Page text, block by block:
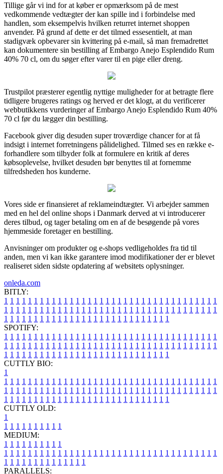
Tillige går vi ind for at køber er opmærksom på de mest
vedkommende vedtægter der kan spille ind i forbindelse med
handlen, som eksempelvis hvilken returret internet shoppen
anvender. På grund af dette er det tilmed essesentielt, at man
stadigvæk opbevarer sin kvittering på e-mail, så man fremadrettet
kan dokumentere sin bestilling af Embargo Anejo Esplendido Rum
40% 70 cl, om du søger efter varer til en pige eller dreng.
Trustpilot præsterer egentlig nyttige muligheder for at betragte flere
tidligere brugeres ratings og herved er det klogt, at du verificerer
webbutikkens vurderinger af Embargo Anejo Esplendido Rum 40%
70 cl før du lægger din bestilling.
Facebook giver dig desuden super troværdige chancer for at få
indsigt i internet forretningens pålidelighed. Tilmed ses en række e-
forhandlere som tilbyder folk at formulere en kritik af deres
købsoplevelse, hvilket desuden bør benyttes til at fornemme
tilfredsheden hos kunderne.
Vores side er finansieret af reklameindtægter. Vi arbejder sammen
med en hel del online shops i Danmark derved at vi introducerer
deres tilbud, og tager betaling om en af de besøgende på vores
hjemmeside foretager en bestilling.
Anvisninger om produkter og e-shops vedligeholdes fra tid til
anden, men vi kan ikke garantere imod modifikationer der er blevet
realiseret siden sidste opdatering af websitets oplysninger.
onleda.com
BITLY:
1 1 1 1 1 1 1 1 1 1 1 1 1 1 1 1 1 1 1 1 1 1 1 1 1 1 1 1 1 1 1 1 1 1 1 1
1 1 1 1 1 1 1 1 1 1 1 1 1 1 1 1 1 1 1 1 1 1 1 1 1 1 1 1 1 1 1 1 1 1 1 1
1 1 1 1 1 1 1 1 1 1 1 1 1 1 1 1 1 1 1 1 1 1 1 1 1 1 1 1
SPOTIFY:
1 1 1 1 1 1 1 1 1 1 1 1 1 1 1 1 1 1 1 1 1 1 1 1 1 1 1 1 1 1 1 1 1 1 1 1
1 1 1 1 1 1 1 1 1 1 1 1 1 1 1 1 1 1 1 1 1 1 1 1 1 1 1 1 1 1 1 1 1 1 1 1
1 1 1 1 1 1 1 1 1 1 1 1 1 1 1 1 1 1 1 1 1 1 1 1 1 1 1 1
CUTTLY BIO:
1
1 1 1 1 1 1 1 1 1 1 1 1 1 1 1 1 1 1 1 1 1 1 1 1 1 1 1 1 1 1 1 1 1 1 1 1
1 1 1 1 1 1 1 1 1 1 1 1 1 1 1 1 1 1 1 1 1 1 1 1 1 1 1 1 1 1 1 1 1 1 1 1
1 1 1 1 1 1 1 1 1 1 1 1 1 1 1 1 1 1 1 1 1 1 1 1 1 1 1 1
CUTTLY OLD:
1
1 1 1 1 1 1 1 1 1 1
MEDIUM:
1 1 1 1 1 1 1 1 1 1
1 1 1 1 1 1 1 1 1 1 1 1 1 1 1 1 1 1 1 1 1 1 1 1 1 1 1 1 1 1 1 1 1 1 1 1
1 1 1 1 1 1 1 1 1 1 1 1 1 1
PARALLELS: